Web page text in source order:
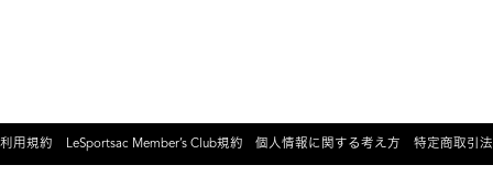
利用規約 LeSportsac Member’s Club規約 個人情報に関する考え方 特定商取引